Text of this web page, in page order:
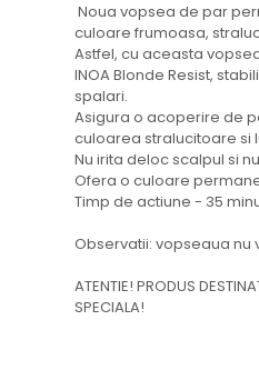
Noua vopsea de par
culoare frumoasa,
Astfel, cu aceasta
INOA Blonde Resist,
spalari.
Asigura o acoperire de
culoarea stralucitoare si
Nu irita deloc scalpul si
Ofera o culoare
Timp de actiune - 35
Observatii: vopseaua nu
ATENTIE! PRODUS
SPECIALA!